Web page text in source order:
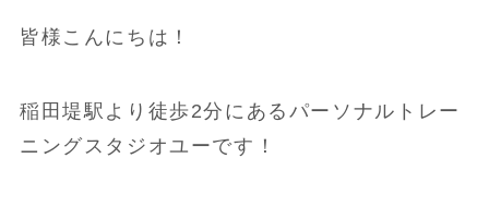
皆様こんにちは！
稲田堤駅より徒歩2分にあるパーソナルトレー
ニングスタジオユーです！